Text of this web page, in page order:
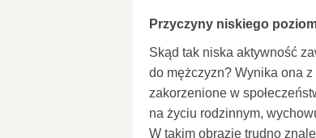
Przyczyny niskiego
Skąd tak niska aktywność
do mężczyzn? Wynika ona
zakorzenione w
na życiu rodzinnym,
W takim obrazie trudno